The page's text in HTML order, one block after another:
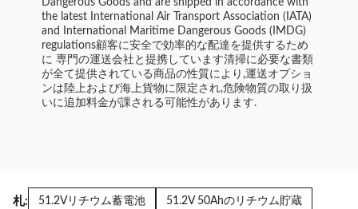
Dangerous Goods and are shipped in accordance with
the latest International Air Transport Association (IATA)
and International Maritime Dangerous Goods (IMDG)
regulations顧客に安全で効率的な配達を提供するため
に 専門の運送会社と提携しています清掃に必要な書類
が全て提供されている商品の性質により,運送オプショ
ンは陸上および海上貨物に限定され,危険物質の取り扱
いに追加料金が課される可能性があります.
札: 51.2Vリチウム蓄電池 51.2V 50Ahのリチウム貯蔵